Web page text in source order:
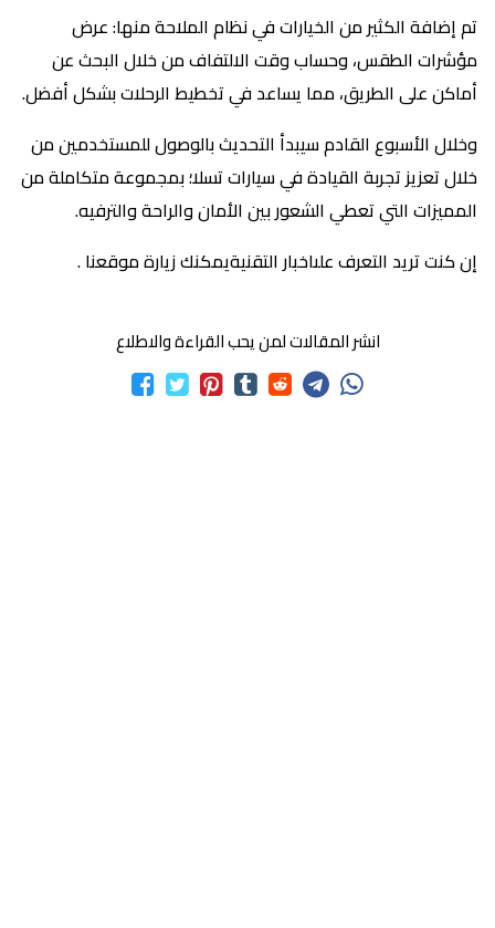
تم إضافة الكثير من الخيارات في نظام الملاحة منها: عرض
مؤشرات الطقس، وحساب وقت الالتفاف من خلال البحث عن
أماكن على الطريق، مما يساعد في تخطيط الرحلات بشكل أفضل.
وخلال الأسبوع القادم سيبدأ التحديث بالوصول للمستخدمين من
خلال تعزيز تجربة القيادة في سيارات تسلا؛ بمجموعة متكاملة من
المميزات التي تعطي الشعور بين الأمان والراحة والترفيه.
إن كنت تريد التعرف علىاخبار التقنيةيمكنك زيارة موقعنا .
انشر المقالات لمن يحب القراءة والاطلاع